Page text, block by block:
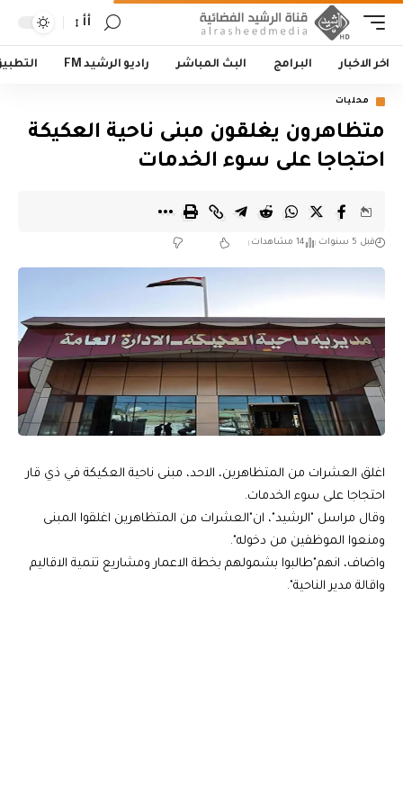
أأ
اخر الاخبار البرامج البث المباشر راديو الرشيد FM
محليات
متظاهرون يغلقون مبنى ناحية العكيكة
احتجاجا على سوء الخدمات
قبل 5 سنوات 14 مشاهدات
اغلق العشرات من المتظاهرين، الاحد، مبنى ناحية العكيكة في ذي قار
احتجاجا على سوء الخدمات.
وقال مراسل "الرشيد"، ان"العشرات من المتظاهرين اغلقوا المبنى
ومنعوا الموظفين من دخوله".
واضاف، انهم"طالبوا بشمولهم بخطة الاعمار ومشاريع تنمية الاقاليم
واقالة مدير الناحية".